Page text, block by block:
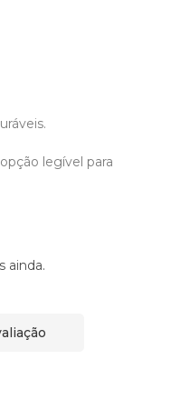
legível para
ainda.